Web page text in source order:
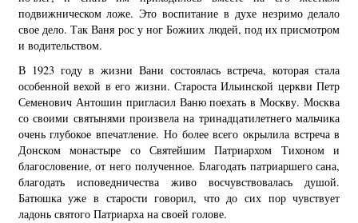
подвижническом ложе. Это воспитание в духе незримо делало
свое дело. Так Ваня рос у ног Божиих людей, под их присмотром
и водительством.
В 1923 году в жизни Вани состоялась встреча, которая стала
особенной вехой в его жизни. Староста Ильинской церкви Петр
Семенович Антошин пригласил Ваню поехать в Москву. Москва
со своими святынями произвела на тринадцатилетнего мальчика
очень глубокое впечатление. Но более всего окрылила встреча в
Донском монастыре со Святейшим Патриархом Тихоном и
благословение, от него полученное. Благодать патриаршего сана,
благодать исповедничества живо восчувствовалась душой.
Батюшка уже в старости говорил, что до сих пор чувствует
ладонь святого Патриарха на своей голове.